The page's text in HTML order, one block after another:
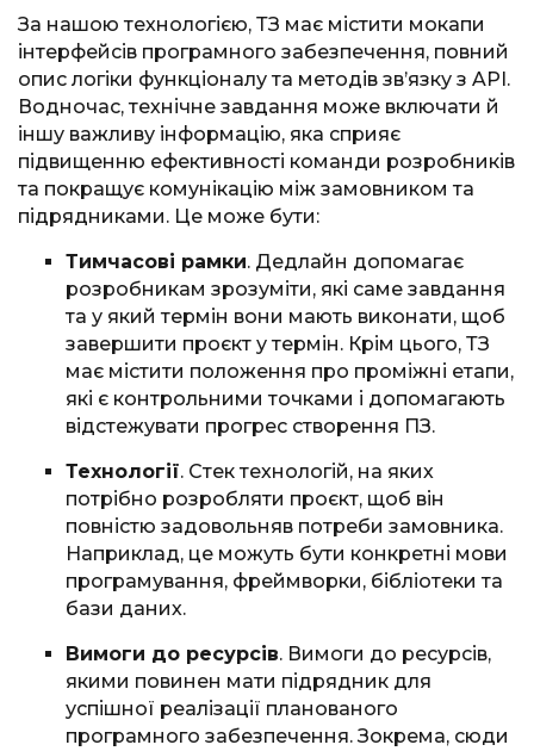
За нашою технологією, ТЗ має містити мокапи
інтерфейсів програмного забезпечення, повний
опис логіки функціоналу та методів зв’язку з API.
Водночас, технічне завдання може включати й
іншу важливу інформацію, яка сприяє
підвищенню ефективності команди розробників
та покращує комунікацію між замовником та
підрядниками. Це може бути:
Тимчасові рамки. Дедлайн допомагає
розробникам зрозуміти, які саме завдання
та у який термін вони мають виконати, щоб
завершити проєкт у термін. Крім цього, ТЗ
має містити положення про проміжні етапи,
які є контрольними точками і допомагають
відстежувати прогрес створення ПЗ.
Технології. Стек технологій, на яких
потрібно розробляти проєкт, щоб він
повністю задовольняв потреби замовника.
Наприклад, це можуть бути конкретні мови
програмування, фреймворки, бібліотеки та
бази даних.
Вимоги до ресурсів. Вимоги до ресурсів,
якими повинен мати підрядник для
успішної реалізації планованого
програмного забезпечення. Зокрема, сюди